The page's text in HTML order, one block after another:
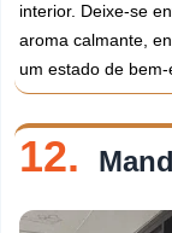
interior. Deixe-se
aroma calmante,
um estado de bem-
12.